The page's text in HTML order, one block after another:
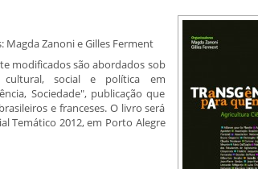
Magda Zanoni e Gilles Ferment
modificados são abordados sob
cultural, social e política em
Sociedade", publicação que
e franceses. O livro será
Temático 2012, em Porto Alegre